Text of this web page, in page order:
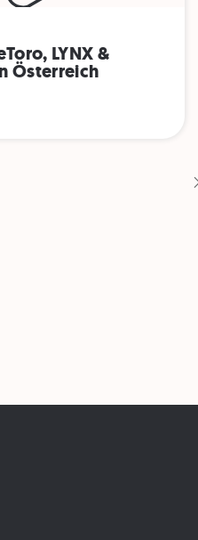
LYNX &
Österreich